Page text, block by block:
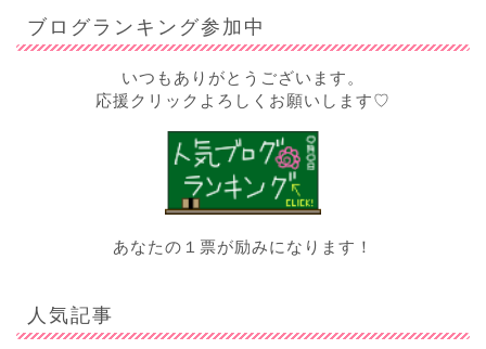
ブログランキング参加中
いつもありがとうございます。
応援クリックよろしくお願いします♡
あなたの１票が励みになります！
人気記事